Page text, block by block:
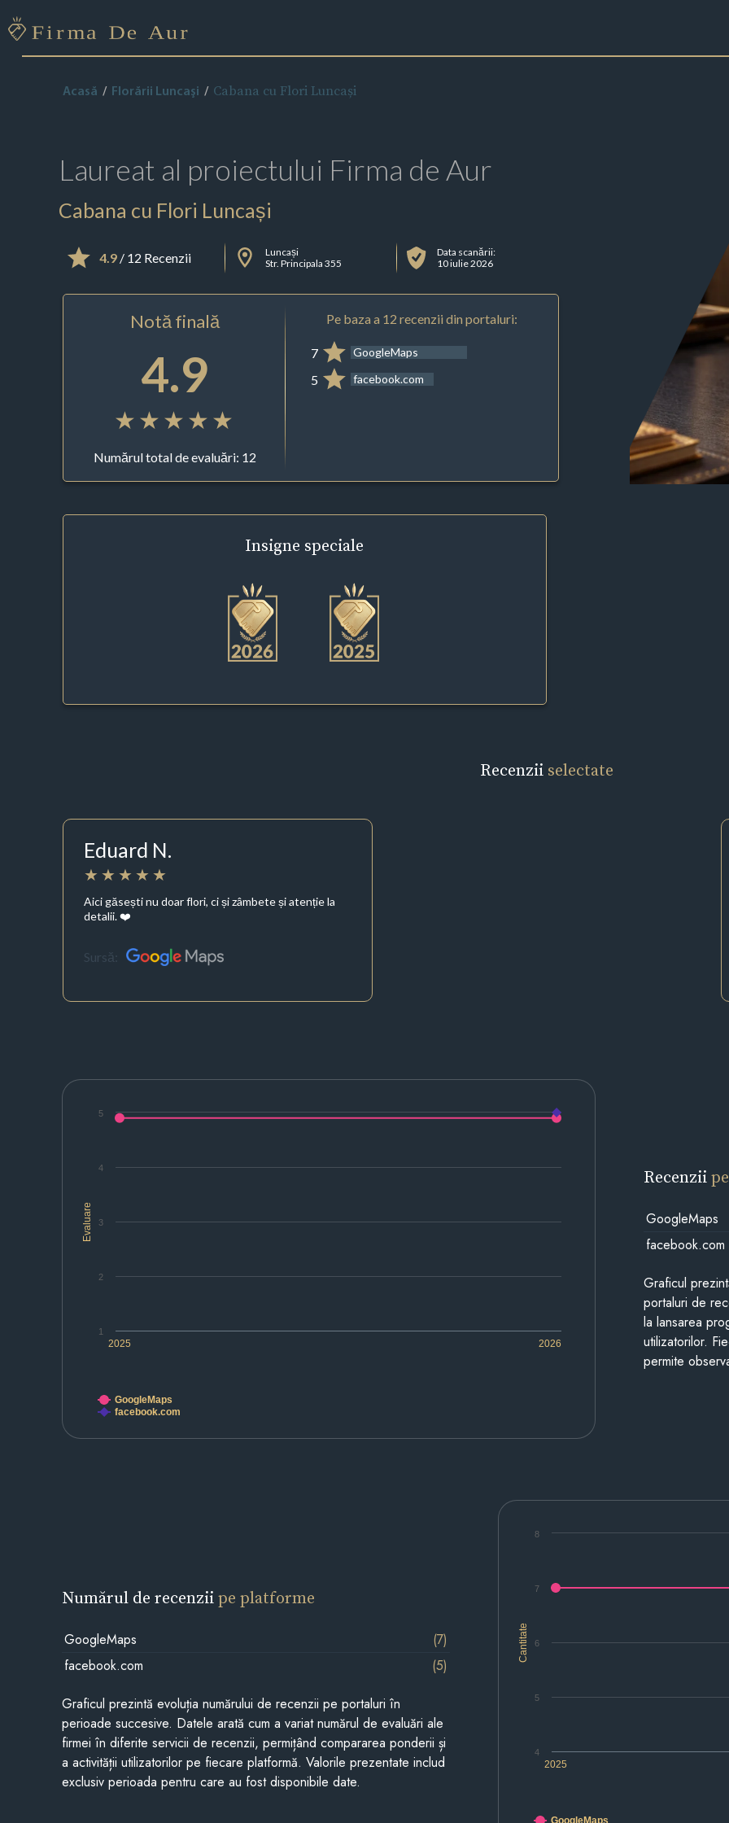
Acasă Florării Luncaşi Cabana cu Flori Luncași
Laureat al proiectului Firma de Aur
Cabana cu Flori Luncași
4.9/ 12 Recenzii
Luncași
Str. Principala 355
Data scanării:
10 iulie 2026
Notă finală
4.9
Numărul total de evaluări: 12
Pe baza a 12 recenzii din portaluri:
7 GoogleMaps
5 facebook.com
Insigne speciale
Recenzii selectate
Eduard N.
Aici găsești nu doar flori, ci și zâmbete și atenție la
detalii. ❤️
Sursă:
Evaluare
2025 2026
1
2
3
4
5
GoogleMaps
facebook.com
Recenzii
GoogleMaps
facebook.com
Graficul
portaluri de
la lansarea
utilizatorilor.
permite
Cantitate
2025
5
6
7
4
8
GoogleMaps
Numărul de recenziipe platforme
GoogleMaps
(7)
facebook.com
(5)
Graficul prezintă evoluția numărului de recenzii pe portaluri în
perioade succesive. Datele arată cum a variat numărul de evaluări ale
firmei în diferite servicii de recenzii, permițând compararea ponderii și
a activității utilizatorilor pe fiecare platformă. Valorile prezentate includ
exclusiv perioada pentru care au fost disponibile date.